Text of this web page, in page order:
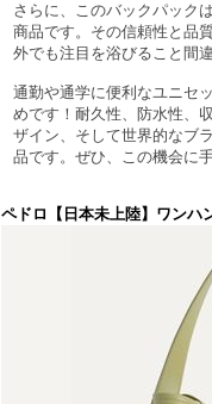
さらに、このバックパック
商品です。その信頼性と品
外でも注目を浴びること間
通勤や通学に便利なユニセ
めです！耐久性、防水性、
ザイン、そして世界的なブ
品です。ぜひ、この機会に
ペドロ【日本未上陸】ワンハ